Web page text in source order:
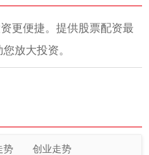
更便捷。提供股票配资最
放大投资。
势 创业走势